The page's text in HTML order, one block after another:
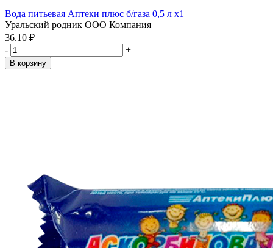
Вода питьевая Аптеки плюс б/газа 0,5 л x1
Уральский родник ООО Компания
36.10 ₽
-
+
В корзину